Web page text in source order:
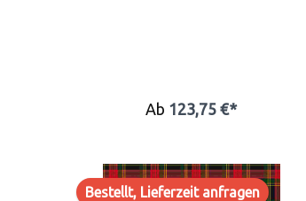
Ab 123,75 €*
Bestellt, Lieferzeit anfragen